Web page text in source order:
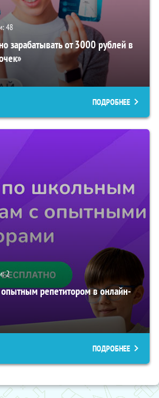
48
зарабатывать от 3000 рублей в
ПОДРОБНЕЕ
2
опытным репетитором в онлайн-
ПОДРОБНЕЕ